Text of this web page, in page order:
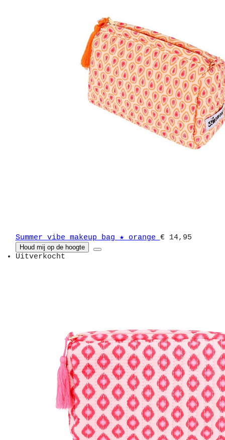
Summer vibe makeup bag ★ orange € 14,95
Houd mij op de hoogte
Uitverkocht